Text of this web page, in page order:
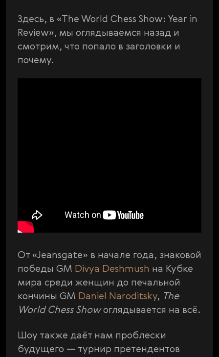
Здесь, в «The World Chess Show: Year in
Review», мы оглядываемся назад и
смотрим, что попало в заголовки и
почему.
От «Jeansgate» в начале года, знаковой
победы GM Divya Deshmush на Кубке
мира среди женщин до печальной
кончины GM Daniel Naroditsky, The
World Chess Showоглядывается на всё.
Шоу также даёт нам проблески
будущего — турнир претендентов